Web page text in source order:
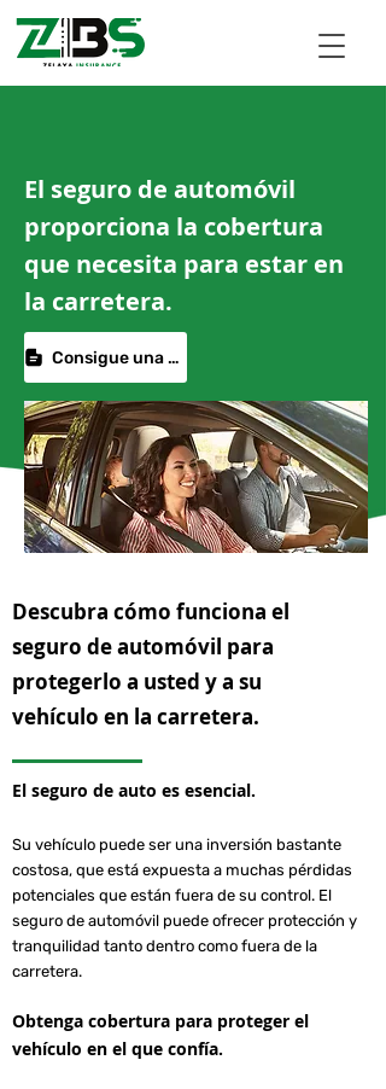
El seguro de automóvil
proporciona la cobertura
que necesita para estar en
la carretera.
Consigue una cotización
Descubra cómo funciona el
seguro de automóvil para
protegerlo a usted y a su
vehículo en la carretera.
El seguro de auto es esencial.
Su vehículo puede ser una inversión bastante
costosa, que está expuesta a muchas pérdidas
potenciales que están fuera de su control. El
seguro de automóvil puede ofrecer protección y
tranquilidad tanto dentro como fuera de la
carretera.
Obtenga cobertura para proteger el
vehículo en el que confía.